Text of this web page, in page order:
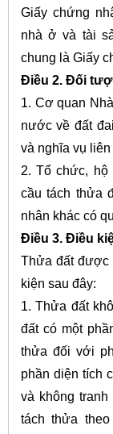
Giấy chứng
nhà ở và tài
chung là Giấy
Điều 2. Đối
1. Cơ quan
nước về đất
và nghĩa vụ liên
2. Tổ chức, hộ
cầu tách thửa
nhân khác có
Điều 3. Điều
Thửa đất được
kiện sau đây:
1. Thửa đất
đất có một
thửa đối với
phần diện tích
và không
tách thửa